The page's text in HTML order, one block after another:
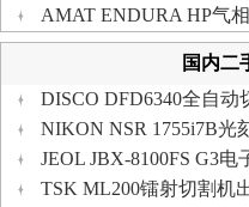
AMAT ENDURA HP气
国内二
DISCO DFD6340全自动
NIKON NSR 1755i7B光
JEOL JBX-8100FS G3电
TSK ML200镭射切割机